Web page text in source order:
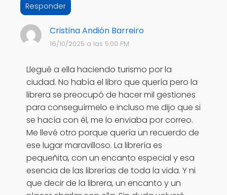
Responder
Cristina Andión Barreiro
16/10/2025 a las 5:00 PM
Llegué a ella haciendo turismo por la
ciudad. No había el libro que quería pero la
librera se preocupó de hacer mil gestiones
para conseguírmelo e incluso me dijo que si
se hacía con él, me lo enviaba por correo.
Me llevé otro porque quería un recuerdo de
ese lugar maravilloso. La librería es
pequeñita, con un encanto especial y esa
esencia de las librerías de toda la vida. Y ni
que decir de la librera, un encanto y un